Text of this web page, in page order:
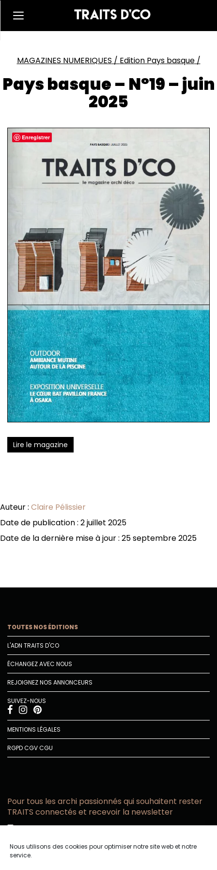
Nous utilisons des cookies pour optimiser notre site web et notre
service.
MAGAZINES NUMERIQUES / Edition Pays basque/
Pays basque – N°19 – juin
2025
Lire le magazine
Auteur : Claire Pélissier
Date de publication : 2 juillet 2025
Date de la dernière mise à jour : 25 septembre 2025
TOUTES NOS ÉDITIONS
L'ADN TRAITS D'CO
ÉCHANGEZ AVEC NOUS
REJOIGNEZ NOS ANNONCEURS
SUIVEZ-NOUS
MENTIONS LÉGALES
RGPDCGVCGU
Pour tous les archi passionnés qui souhaitent rester
TRAITS connectés et recevoir la newsletter
Vous affirmez avoir pris connaissance de notre politique de
Enregistrer